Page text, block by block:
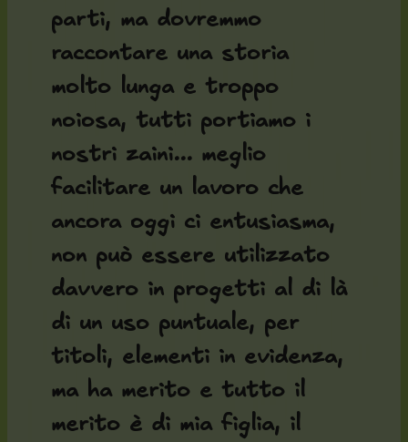
parti, ma dovremmo
raccontare una storia
molto lunga e troppo
noiosa, tutti portiamo i
nostri zaini... meglio
facilitare un lavoro che
ancora oggi ci entusiasma,
non può essere utilizzato
davvero in progetti al di là
di un uso puntuale, per
titoli, elementi in evidenza,
ma ha merito e tutto il
merito è di mia figlia, il